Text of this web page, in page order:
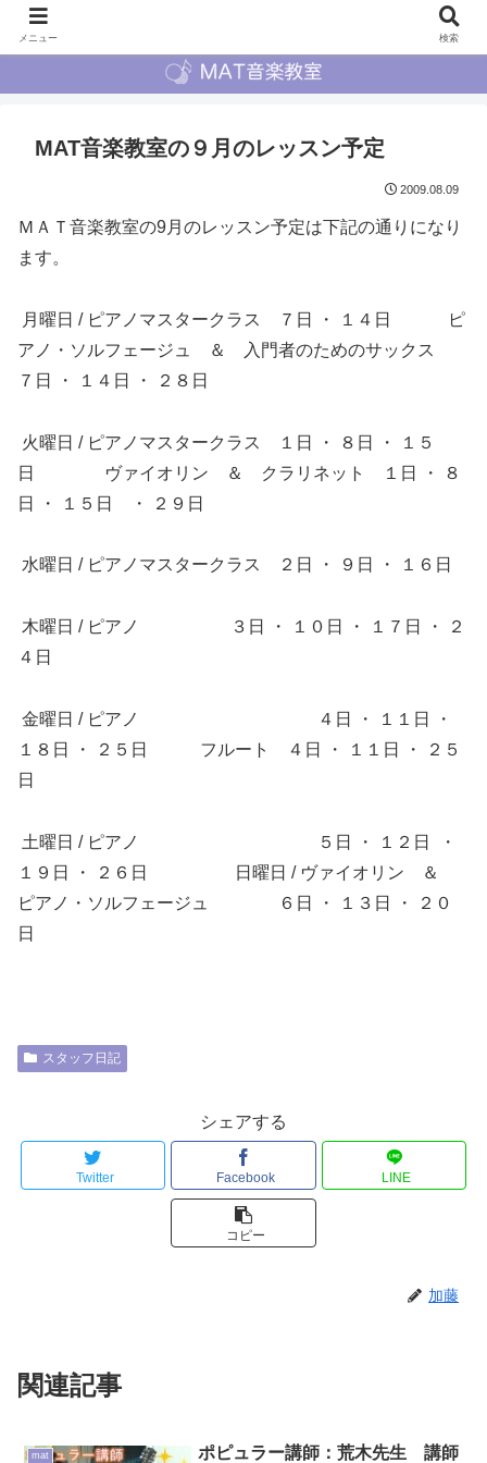
MAT音楽教室の９月のレッスン予定
2009.08.09
ＭＡＴ音楽教室の9月のレッスン予定は下記の通りになり
ます。
月曜日 / ピアノマスタークラス ７日 ・ １４日 ピ
アノ・ソルフェージュ ＆ 入門者のためのサックス
７日 ・ １４日 ・ ２８日
火曜日 / ピアノマスタークラス １日 ・ ８日 ・ １５
日 ヴァイオリン ＆ クラリネット １日 ・ ８
日 ・ １５日 ・ ２９日
水曜日 / ピアノマスタークラス ２日 ・ ９日 ・ １６日
木曜日 / ピアノ ３日 ・ １０日 ・ １７日 ・ ２
４日
金曜日 / ピアノ ４日 ・ １１日 ・
１８日 ・ ２５日 フルート ４日 ・ １１日 ・ ２５
日
土曜日 / ピアノ ５日 ・ １２日 ・
１９日 ・ ２６日 日曜日 / ヴァイオリン ＆
ピアノ・ソルフェージュ ６日 ・ １３日 ・ ２０
日
スタッフ日記
シェアする
Twitter Facebook LINE
コピー
加藤
関連記事
mat ポピュラー講師：荒木先生 講師
メニュー 検索